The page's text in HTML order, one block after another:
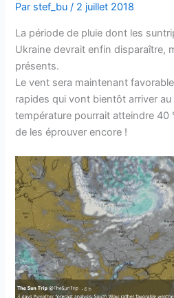
Par stef_bu/ 2 juillet 2018
La période de pluie dont les
Ukraine devrait enfin disparaître,
présents.
Le vent sera maintenant
rapides qui vont bientôt arriver
température pourrait atteindre 40
de les éprouver encore !